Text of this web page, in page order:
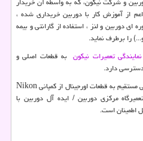
از آموزش کار با دوربین خریداری شده ،
دوربین و لنز ، استفاده از گارانتی و بیمه
را برطرف نماید.
نمایندگی تعمیرات نیکون به قطعات اصلی و
دسترسی دارد.
وجود تعمیرکاران آموزش دیده و دسترسی مستقیم به قطعات اورجینال از کمپانی Nikon
مرکزی دوربین / ایده آل دوربین با
اطمینان است.